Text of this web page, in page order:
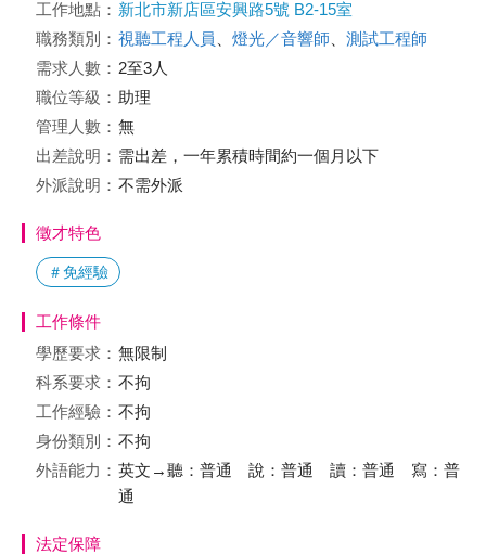
工作地點： 新北市新店區安興路5號 B2-15室
職務類別： 視聽工程人員 燈光／音響師
測試工程師
需求人數： 2至3人
職位等級： 助理
管理人數： 無
出差說明： 需出差，一年累積時間約一個月以下
外派說明： 不需外派
徵才特色
＃免經驗
工作條件
學歷要求： 無限制
科系要求： 不拘
工作經驗： 不拘
身份類別： 不拘
外語能力： 英文→聽：普通 說：普通 讀：普通 寫：普
通
法定保障